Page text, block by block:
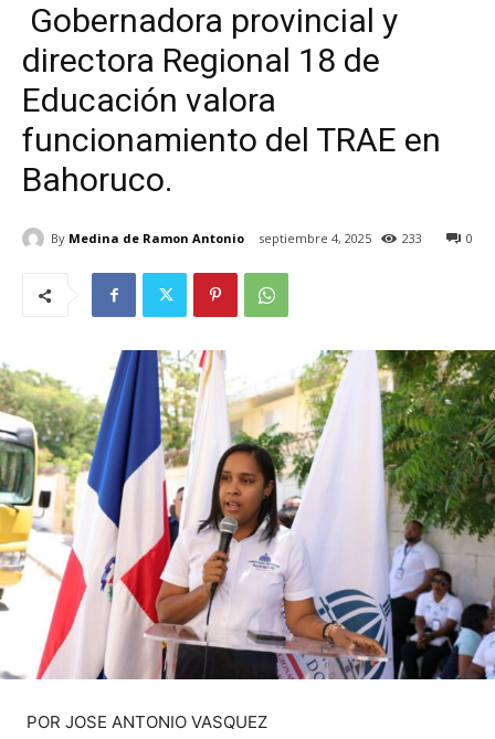
Gobernadora provincial y
directora Regional 18 de
Educación valora
funcionamiento del TRAE en
Bahoruco.
By Medina de Ramon Antonio septiembre 4, 2025 0
233
POR JOSE ANTONIO VASQUEZ